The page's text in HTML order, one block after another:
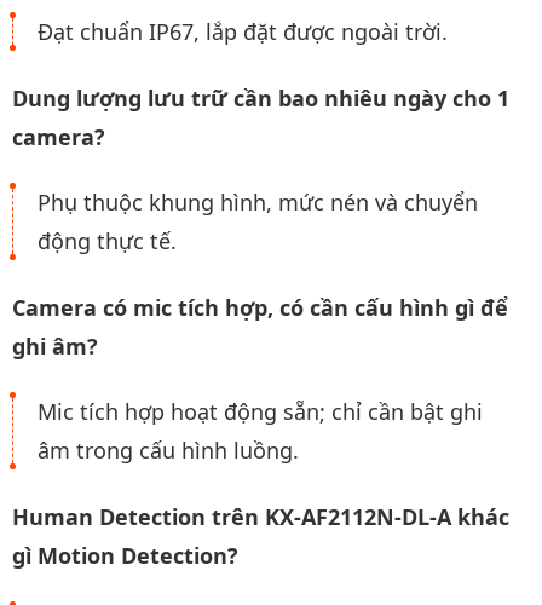
Đạt chuẩn IP67, lắp đặt được ngoài trời.
Dung lượng lưu trữ cần bao nhiêu ngày cho 1
camera?
Phụ thuộc khung hình, mức nén và chuyển
động thực tế.
Camera có mic tích hợp, có cần cấu hình gì để
ghi âm?
Mic tích hợp hoạt động sẵn; chỉ cần bật ghi
âm trong cấu hình luồng.
Human Detection trên KX-AF2112N-DL-A khác
gì Motion Detection?